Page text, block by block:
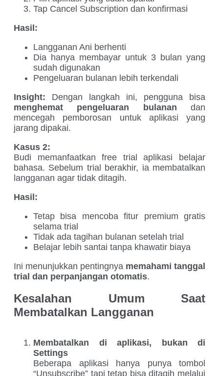
Tap Cancel Subscription dan konfirmasi
Hasil:
Langganan Ani berhenti
Dia hanya membayar untuk 3 bulan yang
sudah digunakan
Pengeluaran bulanan lebih terkendali
Insight: Dengan langkah ini, pengguna bisa
menghemat pengeluaran bulanan dan
mencegah pemborosan untuk aplikasi yang
jarang dipakai.
Kasus 2:
Budi memanfaatkan free trial aplikasi belajar
bahasa. Sebelum trial berakhir, ia membatalkan
langganan agar tidak ditagih.
Hasil:
Tetap bisa mencoba fitur premium gratis
selama trial
Tidak ada tagihan bulanan setelah trial
Belajar lebih santai tanpa khawatir biaya
Ini menunjukkan pentingnya memahami tanggal
trial dan perpanjangan otomatis.
Kesalahan Umum Saat
Membatalkan Langganan
Membatalkan di aplikasi, bukan di
Settings
Beberapa aplikasi hanya punya tombol
“Unsubscribe” tapi tetap bisa ditagih melalui